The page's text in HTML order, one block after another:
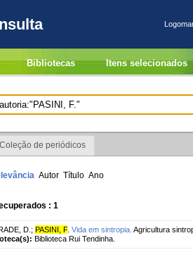
Bibliotecas Itens selecionados
Coleção de periódicos
Autor Título Ano
: 1
D. ; PASINI, F. Vida em sintropia. Agricultura
Biblioteca Rui Tendinha.